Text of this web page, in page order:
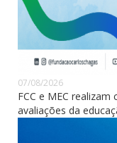
07/08/2026
FCC e MEC
avaliações da